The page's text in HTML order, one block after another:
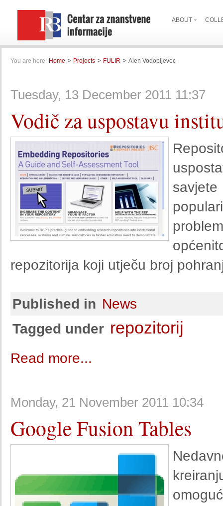
ABOUT
You are here: Home > Projects > FULIR > Alen Vodopijevec
Tuesday, 13 December 2011 11:37
Vodič za uspostavu
repozitorija koji utječu broj
Published in News
Tagged under repozitorij
Read more...
Monday, 21 November 2011 10:34
Google Fusion Tables